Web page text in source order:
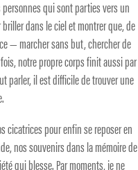
qui sont parties vers un
dans le ciel et montrer que, de
— marcher sans but, chercher de
notre propre corps finit aussi par
parler, il est difficile de trouver une
cicatrices pour enfin se reposer en
nos souvenirs dans la mémoire de
qui blesse. Par moments, je ne